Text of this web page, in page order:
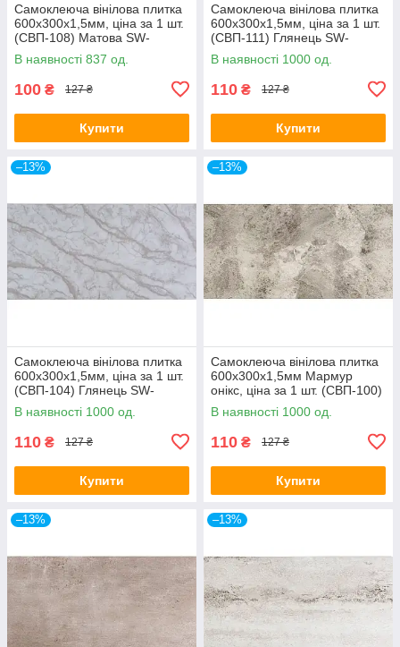
Самоклеюча вінілова плитка
600х300х1,5мм, ціна за 1 шт.
(СВП-108) Матова SW-
00000497
В наявності 837 од.
100 ₴ 127 ₴
Купити
Самоклеюча вінілова плитка
600х300х1,5мм, ціна за 1 шт.
(СВП-111) Глянець SW-
00000500
В наявності 1000 од.
110 ₴ 127 ₴
Купити
–13%
Самоклеюча вінілова плитка
600х300х1,5мм, ціна за 1 шт.
(СВП-104) Глянець SW-
00000493
В наявності 1000 од.
110 ₴ 127 ₴
Купити
–13%
Самоклеюча вінілова плитка
600х300х1,5мм Мармур
онікс, ціна за 1 шт. (СВП-100)
Глянець SW-00000643
В наявності 1000 од.
110 ₴ 127 ₴
Купити
–13% –13%